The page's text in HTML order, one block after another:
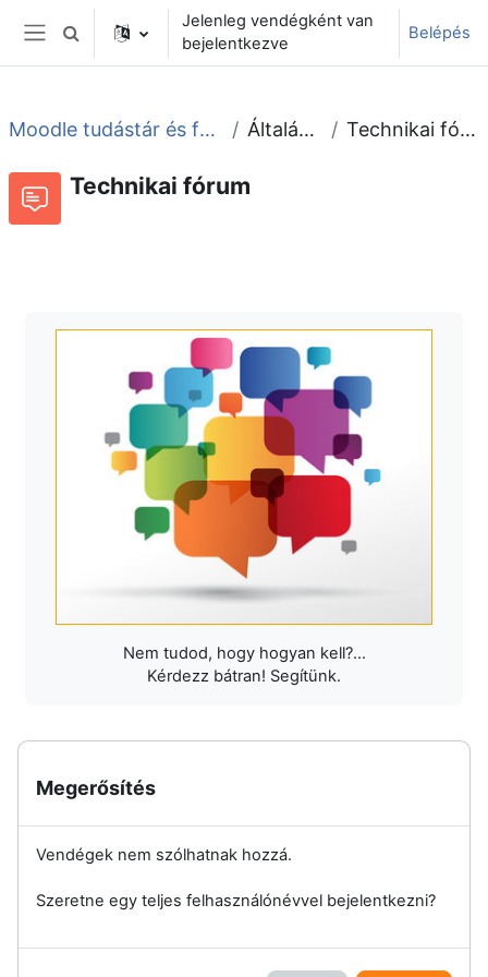
Tovább a fő tartalomhoz
Oldalpanel
Keresési bemeneti adatok váltása
Jelenleg vendégként van
bejelentkezve
Belépés
Moodle tudástár és fórum Általános Technikai fórum
Technikai fórum
Nem tudod, hogy hogyan kell?...
Kérdezz bátran! Segítünk.
Megerősítés
Vendégek nem szólhatnak hozzá.
Szeretne egy teljes felhasználónévvel bejelentkezni?